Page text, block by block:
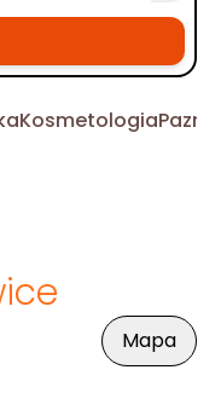
Kosmetologia
Mapa